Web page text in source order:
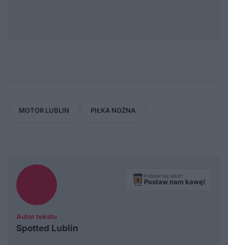
MOTOR LUBLIN PIŁKA NOŻNA
Autor tekstu
Spotted Lublin
Podobał się tekst?
Postaw nam kawę!